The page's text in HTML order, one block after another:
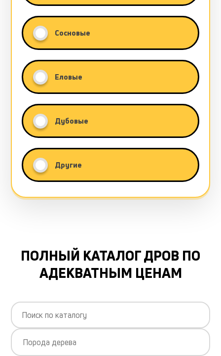
Сосновые
Еловые
Дубовые
Другие
ПОЛНЫЙ КАТАЛОГ ДРОВ ПО
АДЕКВАТНЫМ ЦЕНАМ
Порода дерева